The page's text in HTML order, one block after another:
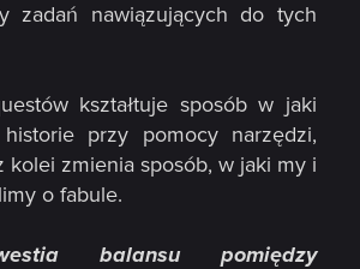
zadań nawiązujących do tych
kształtuje sposób w jaki
przy pomocy narzędzi,
kolei zmienia sposób, w jaki my i
o fabule.
balansu pomiędzy